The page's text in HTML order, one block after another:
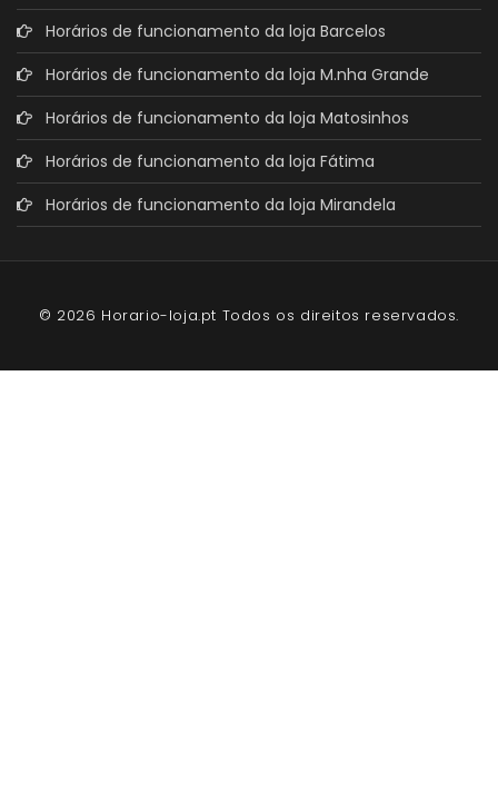
Horários de funcionamento da loja Barcelos
Horários de funcionamento da loja M.nha Grande
Horários de funcionamento da loja Matosinhos
Horários de funcionamento da loja Fátima
Horários de funcionamento da loja Mirandela
© 2026 Horario-loja.pt Todos os direitos reservados.